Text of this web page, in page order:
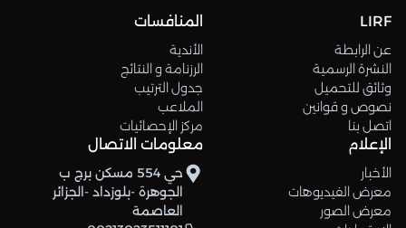
LIRF
عن الرابطة
النشرة الرسمية
وثائق للتحميل
نصوص و قوانين
اتصل بنا
المنافسات
الأندية
الرزنامة و النتائج
جدول الترتيب
الملاعب
مركز الإحصائيات
الإعلام
الأخبار
معرض الفيديوهات
معرض الصور
معلومات الاتصال
حي 554 مسكن برج ب
الجوهرة -بلوزداد -الجزائر
العاصمة